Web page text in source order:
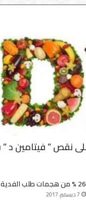
26 % من هجمات طلب الفدية تستهدف الشركات
7 ديسمبر، 2017